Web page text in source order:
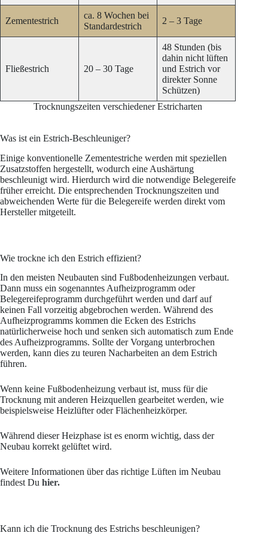
Zementestrich
ca. 8 Wochen bei
Standardestrich
2 – 3 Tage
Fließestrich 20 – 30 Tage
48 Stunden (bis
dahin nicht lüften
und Estrich vor
direkter Sonne
Schützen)
Trocknungszeiten verschiedener Estricharten
Was ist ein Estrich-Beschleuniger?
Einige konventionelle Zementestriche werden mit speziellen
Zusatzstoffen hergestellt, wodurch eine Aushärtung
beschleunigt wird. Hierdurch wird die notwendige Belegereife
früher erreicht. Die entsprechenden Trocknungszeiten und
abweichenden Werte für die Belegereife werden direkt vom
Hersteller mitgeteilt.
Wie trockne ich den Estrich effizient?
In den meisten Neubauten sind Fußbodenheizungen verbaut.
Dann muss ein sogenanntes Aufheizprogramm oder
Belegereifeprogramm durchgeführt werden und darf auf
keinen Fall vorzeitig abgebrochen werden. Während des
Aufheizprogramms kommen die Ecken des Estrichs
natürlicherweise hoch und senken sich automatisch zum Ende
des Aufheizprogramms. Sollte der Vorgang unterbrochen
werden, kann dies zu teuren Nacharbeiten an dem Estrich
führen.
Wenn keine Fußbodenheizung verbaut ist, muss für die
Trocknung mit anderen Heizquellen gearbeitet werden, wie
beispielsweise Heizlüfter oder Flächenheizkörper.
Während dieser Heizphase ist es enorm wichtig, dass der
Neubau korrekt gelüftet wird.
Weitere Informationen über das richtige Lüften im Neubau
findest Du hier.
Kann ich die Trocknung des Estrichs beschleunigen?